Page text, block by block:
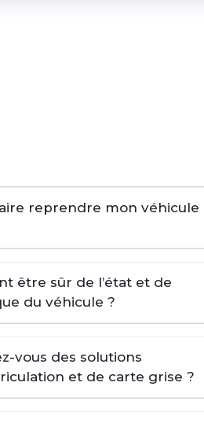
reprendre mon véhicule
être sûr de l’état et de
du véhicule ?
vous des solutions
et de carte grise ?